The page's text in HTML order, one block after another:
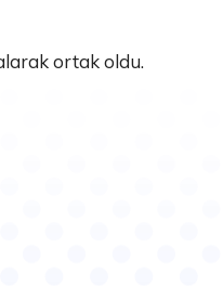
ortak oldu.